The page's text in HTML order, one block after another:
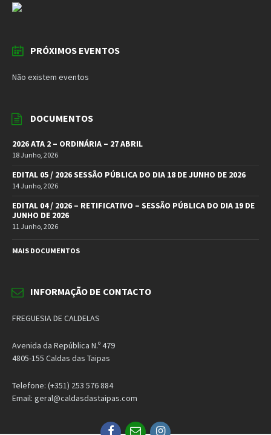
PRÓXIMOS EVENTOS
Não existem eventos
DOCUMENTOS
2026 ATA 2 – ORDINÁRIA – 27 ABRIL
18 Junho, 2026
EDITAL 05 / 2026 SESSÃO PÚBLICA DO DIA 18 DE JUNHO DE 2026
14 Junho, 2026
EDITAL 04 / 2026 – RETIFICATIVO – SESSÃO PÚBLICA DO DIA 19 DE
JUNHO DE 2026
11 Junho, 2026
MAIS DOCUMENTOS
INFORMAÇÃO DE CONTACTO
FREGUESIA DE CALDELAS
Avenida da República N.º 479
4805-155 Caldas das Taipas
Telefone: (+351) 253 576 884
Email: geral@caldasdastaipas.com
Facebook
EmailInstagram